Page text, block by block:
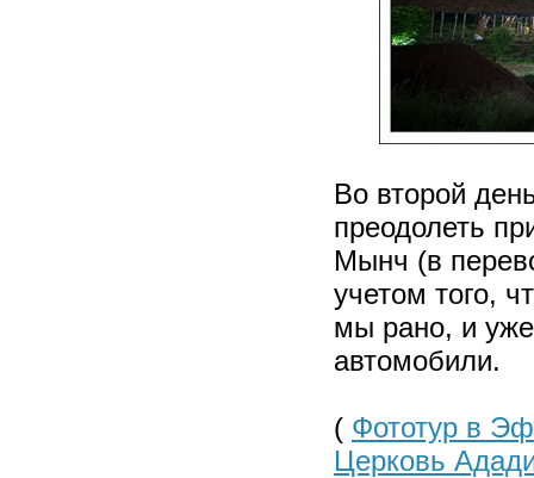
Во второй
преодолеть
Мынч (в
учетом того,
мы рано, и уже
автомобили.
( Фототур в
Церковь